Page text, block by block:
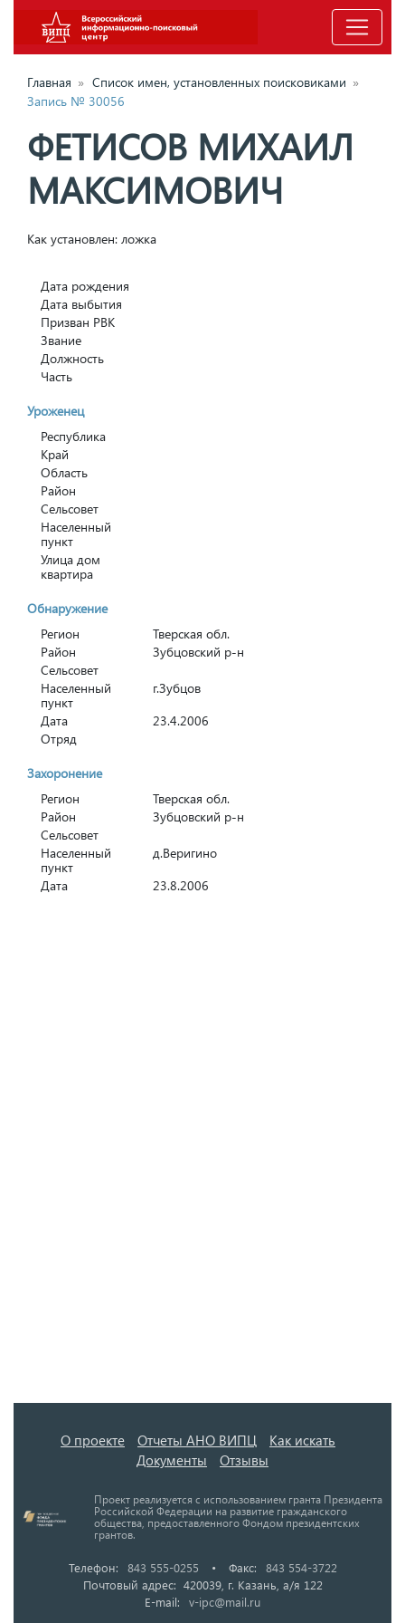
Главная » Список имен, установленных поисковиками »
Запись № 30056
ФЕТИСОВ МИХАИЛ
МАКСИМОВИЧ
Как установлен: ложка
Дата рождения
Дата выбытия
Призван РВК
Звание
Должность
Часть
Уроженец
Республика
Край
Область
Район
Сельсовет
Населенный
пункт
Улица дом
квартира
Обнаружение
Регион
Тверская обл.
Район
Зубцовский р-н
Сельсовет
Населенный
пункт
г.Зубцов
Дата
23.4.2006
Отряд
Захоронение
Регион
Тверская обл.
Район
Зубцовский р-н
Сельсовет
Населенный
пункт
д.Веригино
Дата
23.8.2006
О проекте Отчеты АНО ВИПЦ
Как искать
Документы
Отзывы
Проект реализуется с использованием гранта Президента
Российской Федерации на развитие гражданского
общества, предоставленного Фондом президентских
грантов.
Телефон: 843 555-0255 • Факс:
843 554-3722
Почтовый адрес: 420039, г. Казань, а/я 122
E-mail:
v-ipc@mail.ru